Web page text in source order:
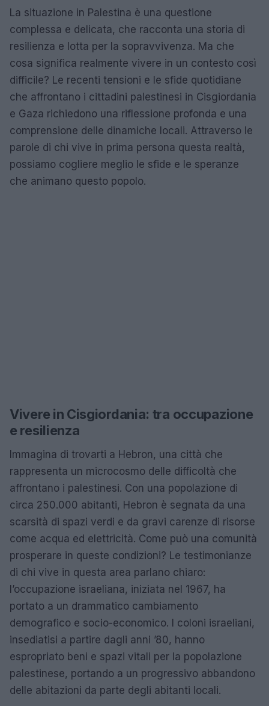
La situazione in Palestina è una questione
complessa e delicata, che racconta una storia di
resilienza e lotta per la sopravvivenza. Ma che
cosa significa realmente vivere in un contesto così
difficile? Le recenti tensioni e le sfide quotidiane
che affrontano i cittadini palestinesi in Cisgiordania
e Gaza richiedono una riflessione profonda e una
comprensione delle dinamiche locali. Attraverso le
parole di chi vive in prima persona questa realtà,
possiamo cogliere meglio le sfide e le speranze
che animano questo popolo.
Vivere in Cisgiordania: tra occupazione
e resilienza
Immagina di trovarti a Hebron, una città che
rappresenta un microcosmo delle difficoltà che
affrontano i palestinesi. Con una popolazione di
circa 250.000 abitanti, Hebron è segnata da una
scarsità di spazi verdi e da gravi carenze di risorse
come acqua ed elettricità. Come può una comunità
prosperare in queste condizioni? Le testimonianze
di chi vive in questa area parlano chiaro:
l’occupazione israeliana, iniziata nel 1967, ha
portato a un drammatico cambiamento
demografico e socio-economico. I coloni israeliani,
insediatisi a partire dagli anni ’80, hanno
espropriato beni e spazi vitali per la popolazione
palestinese, portando a un progressivo abbandono
delle abitazioni da parte degli abitanti locali.